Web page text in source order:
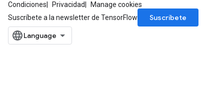
Condiciones Privacidad
Manage cookies
Suscríbete a la newsletter de TensorFlow
Suscríbete